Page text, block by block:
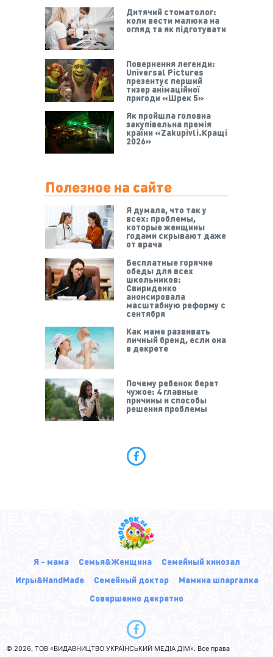
Дитячий стоматолог:
коли вести малюка на
огляд та як підготувати
Повернення легенди:
Universal Pictures
презентує перший
тизер анімаційної
пригоди «Шрек 5»
Як пройшла головна
закупівельна премія
країни «Zakupivli.Кращі
2026»
Полезное на сайте
Я думала, что так у
всех: проблемы,
которые женщины
годами скрывают даже
от врача
Бесплатные горячие
обеды для всех
школьников:
Свириденко
анонсировала
масштабную реформу с
сентября
Как маме развивать
личный бренд, если она
в декрете
Почему ребенок берет
чужое: 4 главные
причины и способы
решения проблемы
Я - мама Семья&Женщина
Семейный кинозал
Игры&HandMade
Семейный доктор
Мамина шпаргалка
Совершенно декретно
© 2026, ТОВ «ВИДАВНИЦТВО УКРАЇНСЬКИЙ МЕДІА ДІМ». Все права